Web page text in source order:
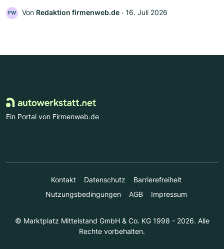
FW Von Redaktion firmenweb.de ‧ 16. Juli 2026
Ein Portal von Firmenweb.de
Kontakt Datenschutz
Barrierefreiheit
Nutzungsbedingungen
AGB Impressum
© Marktplatz Mittelstand GmbH & Co. KG 1998 - 2026. Alle
Rechte vorbehalten.